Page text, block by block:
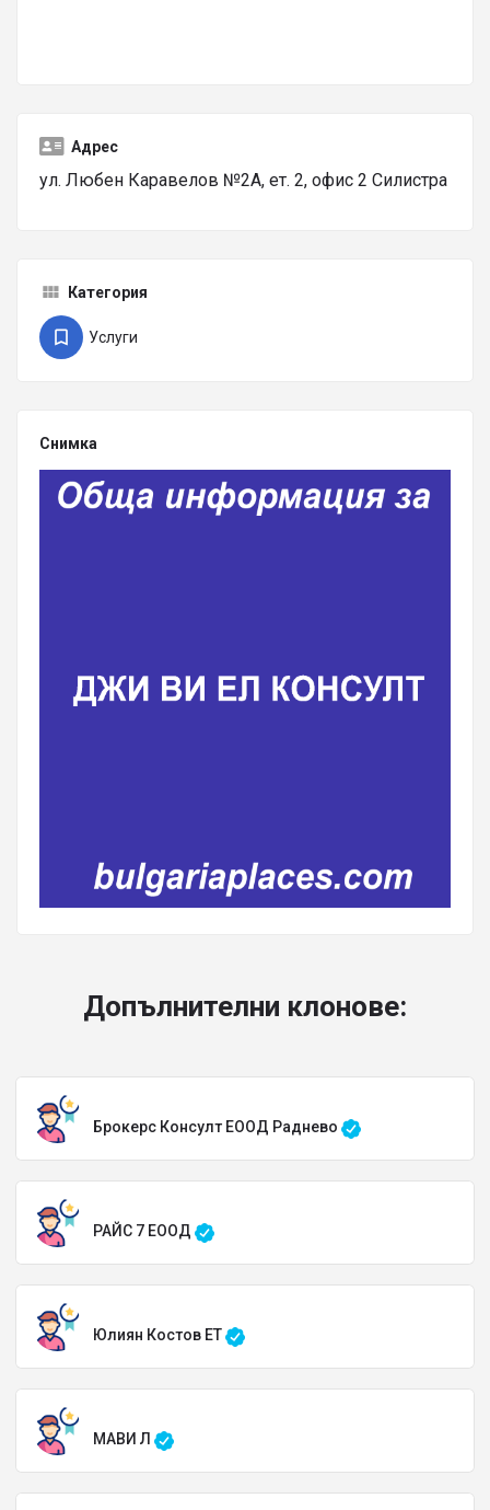
Адрес
ул. Любен Каравелов №2А, ет. 2, офис 2 Силистра
Категория
Услуги
Снимка
Допълнителни клонове:
Брокерс Консулт ЕООД Раднево
РАЙС 7 ЕООД
Юлиян Костов ЕТ
МАВИ Л